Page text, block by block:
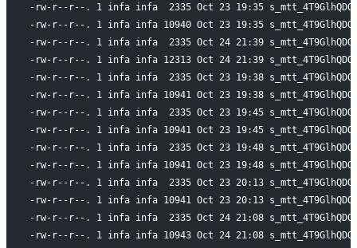
-rw-r--r--. 1 infa infa  2335 Oct 23 19:35
-rw-r--r--. 1 infa infa 10940 Oct 23 19:35
-rw-r--r--. 1 infa infa  2335 Oct 24 21:39
-rw-r--r--. 1 infa infa 12313 Oct 24 21:39
-rw-r--r--. 1 infa infa  2335 Oct 23 19:38
-rw-r--r--. 1 infa infa 10941 Oct 23 19:38
-rw-r--r--. 1 infa infa  2335 Oct 23 19:45
-rw-r--r--. 1 infa infa 10941 Oct 23 19:45
-rw-r--r--. 1 infa infa  2335 Oct 23 19:48
-rw-r--r--. 1 infa infa 10941 Oct 23 19:48
-rw-r--r--. 1 infa infa  2335 Oct 23 20:13
-rw-r--r--. 1 infa infa 10941 Oct 23 20:13
-rw-r--r--. 1 infa infa  2335 Oct 24 21:08
-rw-r--r--. 1 infa infa 10943 Oct 24 21:08